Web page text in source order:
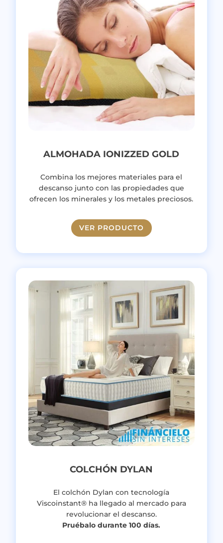
ALMOHADA IONIZZED GOLD
Combina los mejores materiales para el
descanso junto con las propiedades que
ofrecen los minerales y los metales preciosos.
VER PRODUCTO
COLCHÓN DYLAN
El colchón Dylan con tecnología
Viscoinstant® ha llegado al mercado para
revolucionar el descanso.
Pruébalo durante 100 días.